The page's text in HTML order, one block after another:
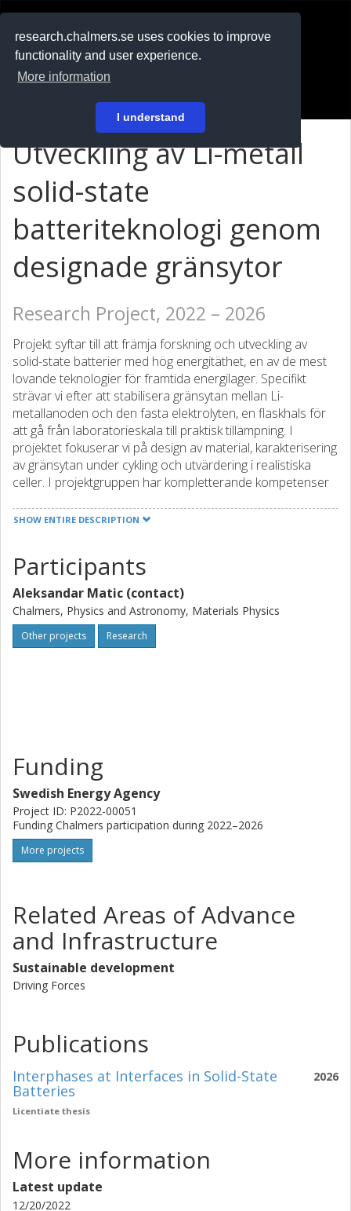
research.chalmers.se uses cookies to improve
functionality and user experience.
More information
I understand
På svenska
Utveckling av Li-metall
solid-state
batteriteknologi genom
designade gränsytor
Research Project, 2022 – 2026
Projekt syftar till att främja forskning och utveckling av
solid-state batterier med hög energitäthet, en av de mest
lovande teknologier för framtida energilager. Specifikt
strävar vi efter att stabilisera gränsytan mellan Li-
metallanoden och den fasta elektrolyten, en flaskhals för
att gå från laboratorieskala till praktisk tillämpning. I
projektet fokuserar vi på design av material, karakterisering
av gränsytan under cykling och utvärdering i realistiska
celler. I projektgruppen har kompletterande kompetenser
Technologies, experter på varm isostatisk pressning av
högkapacitetskatoder. Utbildning av nästa generations
forskare i kommande batteriteknologier är också ett viktigt
mål för projektet samt spridning av projektresultat och
kunskapsöverföring till intressenter.
SHOW ENTIRE DESCRIPTION
Participants
Aleksandar Matic (contact)
Chalmers, Physics and Astronomy, Materials Physics
Other projects Research
Funding
Swedish Energy Agency
Project ID: P2022-00051
Funding Chalmers participation during 2022–2026
More projects
Related Areas of Advance
and Infrastructure
Sustainable development
Driving Forces
Publications
2026
Interphases at Interfaces in Solid-State
Batteries
Licentiate thesis
More information
Latest update
12/20/2022